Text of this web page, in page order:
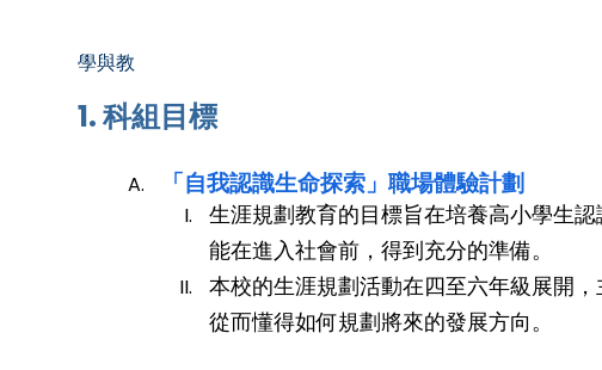
學與教
1. 科組目標
「自我認識生命探索」職場體驗計劃
生涯規劃教育的目標旨在培養高小學生
能在進入社會前，得到充分的準備。
本校的生涯規劃活動在四至六年級展開
從而懂得如何規劃將來的發展方向。